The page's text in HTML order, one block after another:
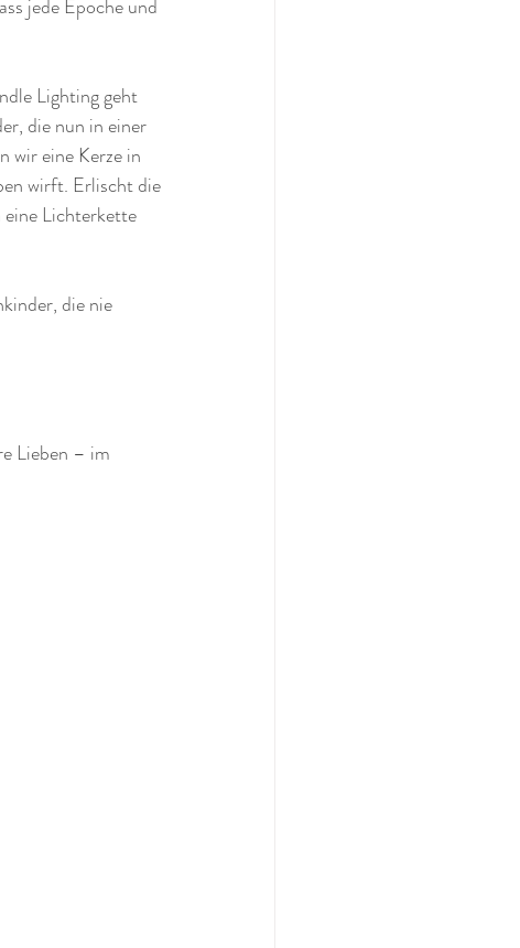
jede Epoche und
Lighting geht
die nun in einer
wir eine Kerze in
wirft. Erlischt die
eine Lichterkette
die nie
Lieben – im